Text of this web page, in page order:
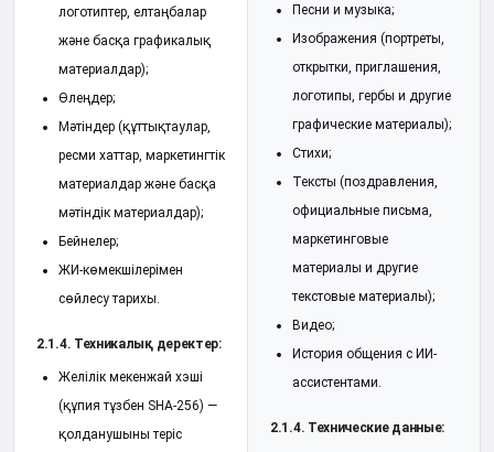
логотиптер, елтаңбалар
және басқа графикалық
материалдар);
Өлеңдер;
Мәтіндер (құттықтаулар,
ресми хаттар, маркетингтік
материалдар және басқа
мәтіндік материалдар);
Бейнелер;
ЖИ-көмекшілерімен
сөйлесу тарихы.
2.1.4. Техникалық деректер:
Желілік мекенжай хэші
(құпия тұзбен SHA-256) —
қолданушыны теріс
Песни и музыка;
Изображения (портреты,
открытки, приглашения,
логотипы, гербы и другие
графические материалы);
Стихи;
Тексты (поздравления,
официальные письма,
маркетинговые
материалы и другие
текстовые материалы);
Видео;
История общения с ИИ-
ассистентами.
2.1.4. Технические данные: